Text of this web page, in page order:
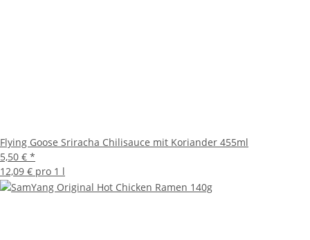
Flying Goose Sriracha Chilisauce mit Koriander 455ml
5,50 € *
12,09 € pro 1 l